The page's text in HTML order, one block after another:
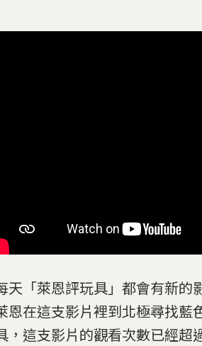
天「萊恩評玩具」都會有新的
恩在這支影片裡到北極尋找藍
，這支影片的觀看次數已經超